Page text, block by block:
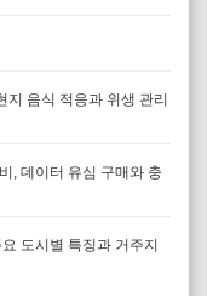
음식 적응과 위생 관리
, 데이터 유심 구매와 충
도시별 특징과 거주지